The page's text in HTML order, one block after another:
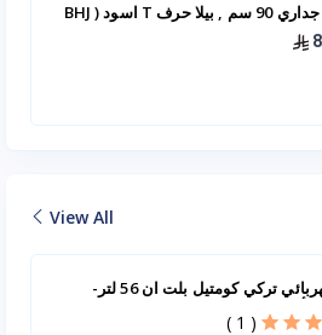
شفاط جداري 90 سم , بيلا حرف T اسود ( BHJ
22
View All
فرن كهربائي تركي كومتيل بلت ان 56 لتر-
( 1 )